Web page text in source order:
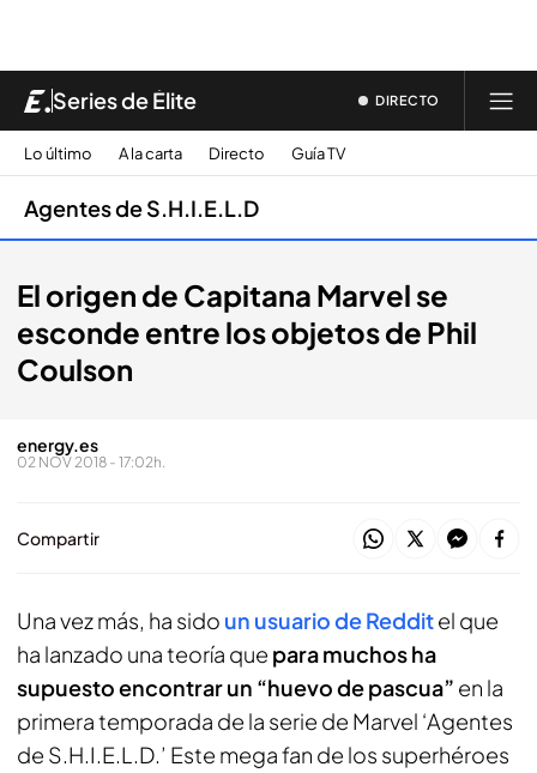
Series de Élite DIRECTO
Lo último A la carta Directo Guía TV
Agentes de S.H.I.E.L.D
El origen de Capitana Marvel se
esconde entre los objetos de Phil
Coulson
energy.es
02 NOV 2018 - 17:02h.
Compartir
Una vez más, ha sido un usuario de Redditel que
ha lanzado una teoría que para muchos ha
supuesto encontrar un “huevo de pascua” en la
primera temporada de la serie de Marvel ‘Agentes
de S.H.I.E.L.D.’ Este mega fan de los superhéroes